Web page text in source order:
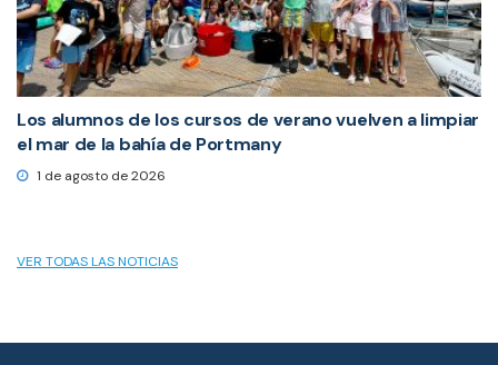
Los alumnos de los cursos de verano vuelven a limpiar
el mar de la bahía de Portmany
1 de agosto de 2026
VER TODAS LAS NOTICIAS